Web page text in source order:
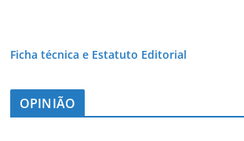
Ficha técnica e Estatuto Editorial
OPINIÃO